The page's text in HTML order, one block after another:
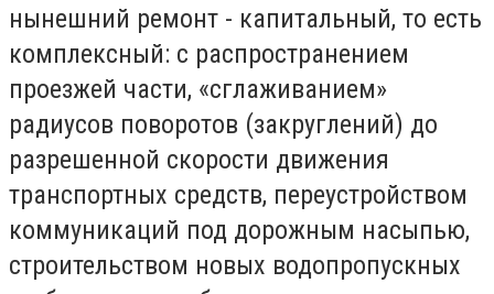
нынешний ремонт - капитальный, то есть
комплексный: с распространением
проезжей части, «сглаживанием»
радиусов поворотов (закруглений) до
разрешенной скорости движения
транспортных средств, переустройством
коммуникаций под дорожным насыпью,
строительством новых водопропускных